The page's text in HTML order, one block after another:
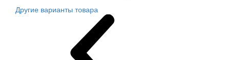
Другие варианты товара